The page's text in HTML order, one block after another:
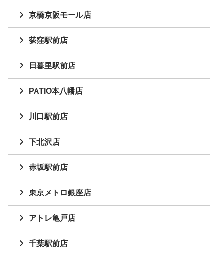
京橋京阪モール店
荻窪駅前店
日暮里駅前店
PATIO本八幡店
川口駅前店
下北沢店
赤坂駅前店
東京メトロ銀座店
アトレ亀戸店
千葉駅前店